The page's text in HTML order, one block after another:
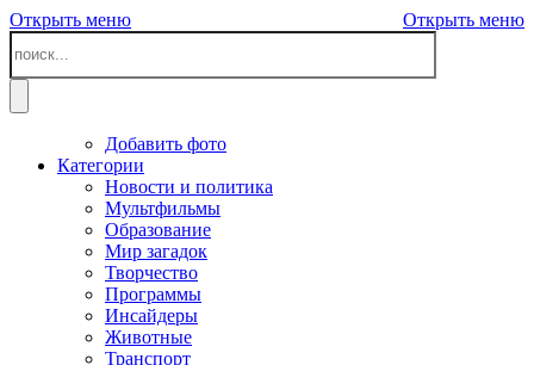
Открыть меню Открыть меню
Добавить фото
Категории
Новости и политика
Мультфильмы
Образование
Мир загадок
Творчество
Программы
Инсайдеры
Животные
Транспорт